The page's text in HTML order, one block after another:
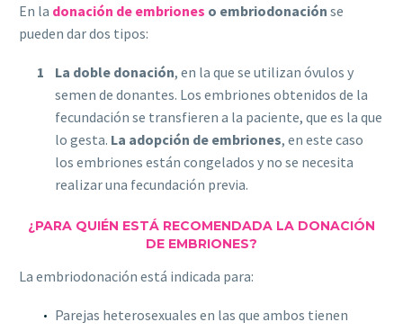
En la donación de embriones o embriodonación se
pueden dar dos tipos:
La doble donación, en la que se utilizan óvulos y
semen de donantes. Los embriones obtenidos de la
fecundación se transfieren a la paciente, que es la que
lo gesta. La adopción de embriones, en este caso
los embriones están congelados y no se necesita
realizar una fecundación previa.
¿PARA QUIÉN ESTÁ RECOMENDADA LA DONACIÓN
DE EMBRIONES?
La embriodonación está indicada para:
Parejas heterosexuales en las que ambos tienen